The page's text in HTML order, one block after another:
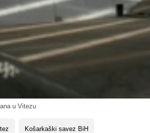
u Vitezu
Košarkaški savez BiH